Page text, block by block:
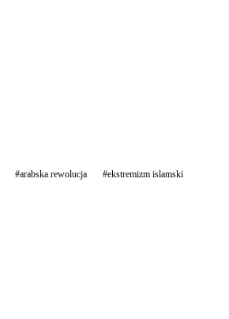
#arabska rewolucja #ekstremizm islamski